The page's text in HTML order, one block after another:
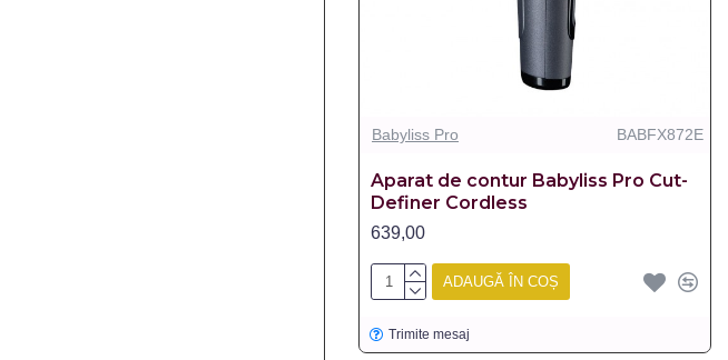
Babyliss Pro BABFX872E
Aparat de contur Babyliss Pro Cut-
Definer Cordless
639,00
ADAUGĂ ÎN COȘ
Trimite mesaj